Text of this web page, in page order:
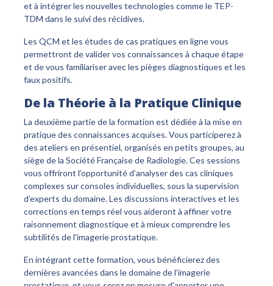
et à intégrer les nouvelles technologies comme le TEP-
TDM dans le suivi des récidives.
Les QCM et les études de cas pratiques en ligne vous
permettront de valider vos connaissances à chaque étape
et de vous familiariser avec les pièges diagnostiques et les
faux positifs.
De la Théorie à la Pratique Clinique
La deuxième partie de la formation est dédiée à la mise en
pratique des connaissances acquises. Vous participerez à
des ateliers en présentiel, organisés en petits groupes, au
siège de la Société Française de Radiologie. Ces sessions
vous offriront l’opportunité d’analyser des cas cliniques
complexes sur consoles individuelles, sous la supervision
d’experts du domaine. Les discussions interactives et les
corrections en temps réel vous aideront à affiner votre
raisonnement diagnostique et à mieux comprendre les
subtilités de l'imagerie prostatique.
En intégrant cette formation, vous bénéficierez des
dernières avancées dans le domaine de l’imagerie